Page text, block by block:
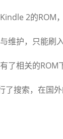
2的ROM
维护，只能刷入
相关的ROM
搜索，在国